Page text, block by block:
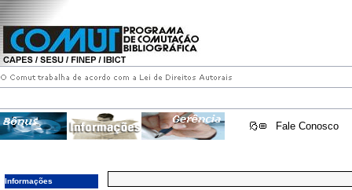
Fale Conosco
Informações